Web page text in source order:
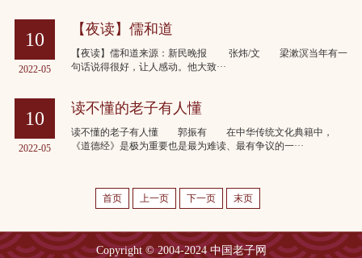
10
2022-05
【夜读】儒和道
【夜读】儒和道来源：新民晚报 张炜/文 梁漱溟当年有一
句话说得很好，让人感动。他大致···
10
2022-05
读不懂的老子有人懂
读不懂的老子有人懂 郭振有 在中华传统文化典籍中，
《道德经》是极为重要也是最为难读、最有争议的一···
首页 上一页 下一页 末页
Copyright © 2004-2024 中国老子网